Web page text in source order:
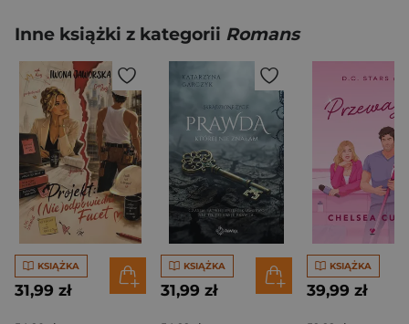
Inne książki z kategorii Romans
KSIĄŻKA
31,99 zł
KSIĄŻKA
31,99 zł
KSIĄŻKA
39,99 zł